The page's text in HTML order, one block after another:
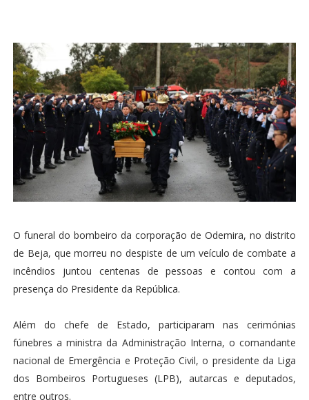
O funeral do bombeiro da corporação de Odemira, no distrito
de Beja, que morreu no despiste de um veículo de combate a
incêndios juntou centenas de pessoas e contou com a
presença do Presidente da República.
Além do chefe de Estado, participaram nas cerimónias
fúnebres a ministra da Administração Interna, o comandante
nacional de Emergência e Proteção Civil, o presidente da Liga
dos Bombeiros Portugueses (LPB), autarcas e deputados,
entre outros.